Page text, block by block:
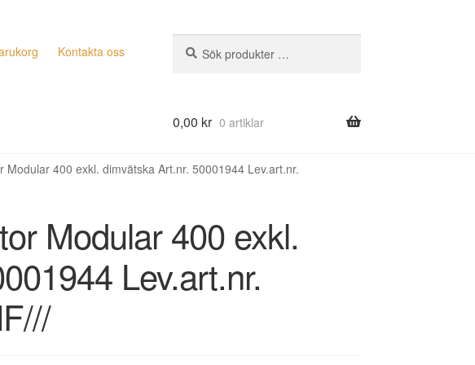
Kontakta oss
efter:
0,00 kr 0 artiklar
Modular 400 exkl. dimvätska Art.nr. 50001944 Lev.art.nr.
Modular 400 exkl.
Lev.art.nr.